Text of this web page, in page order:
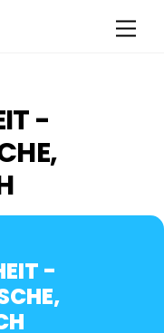
-
-